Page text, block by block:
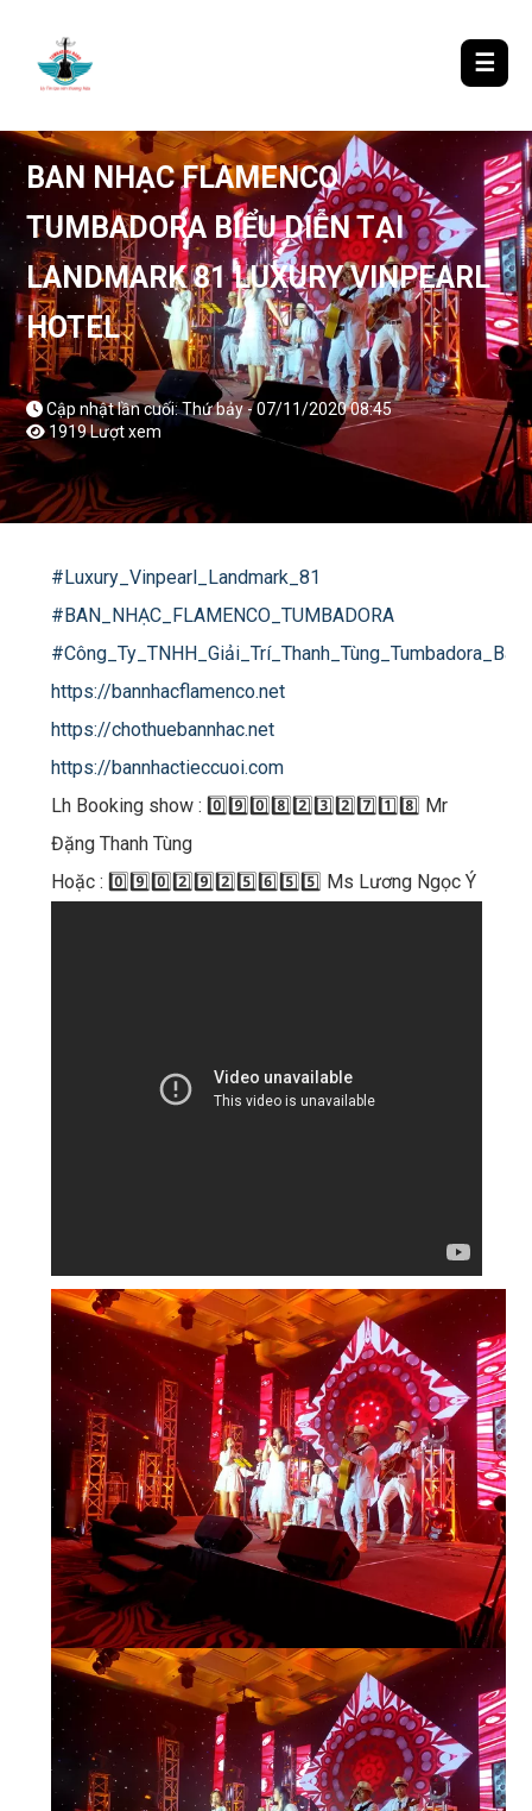
☰
BAN NHẠC FLAMENCO
TUMBADORA BIỂU DIỄN TẠI
LANDMARK 81 LUXURY VINPEARL
HOTEL
Cập nhật lần cuối: Thứ bảy - 07/11/2020 08:45
1919 Lượt xem
#Luxury_Vinpearl_Landmark_81
#BAN_NHẠC_FLAMENCO_TUMBADORA
https://bannhacflamenco.net
https://chothuebannhac.net
https://bannhactieccuoi.com
Lh Booking show : 0️⃣9️⃣0️⃣8️⃣2️⃣3️⃣2️⃣7️⃣1️⃣8️⃣ Mr
Đặng Thanh Tùng
Hoặc : 0️⃣9️⃣0️⃣2️⃣9️⃣2️⃣5️⃣6️⃣5️⃣5️⃣ Ms Lương Ngọc Ý